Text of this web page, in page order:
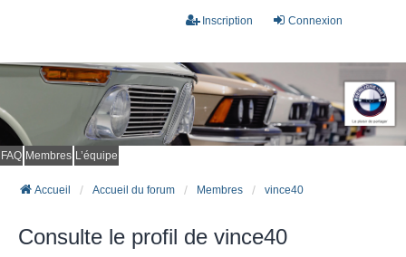
Connexion
Inscription
FAQ Membres L’équipe
Accueil Accueil du forum Membres vince40
Consulte le profil de vince40